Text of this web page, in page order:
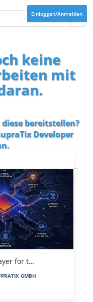
Einloggen/Anmelden
keine
mit
bereitstellen?
Developer
for t…
GMBH